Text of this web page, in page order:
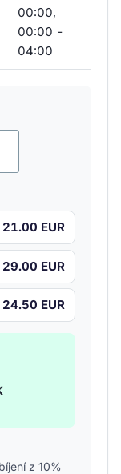
00:00,
00:00 -
04:00
EUR
EUR
EUR
z 10%